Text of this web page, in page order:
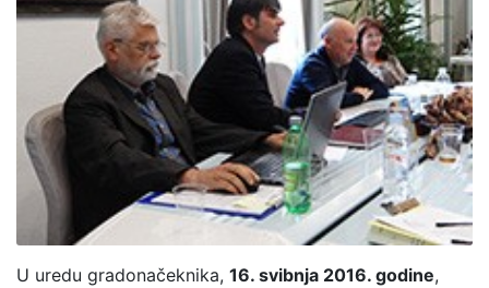
U uredu gradonačeknika, 16. svibnja 2016. godine,